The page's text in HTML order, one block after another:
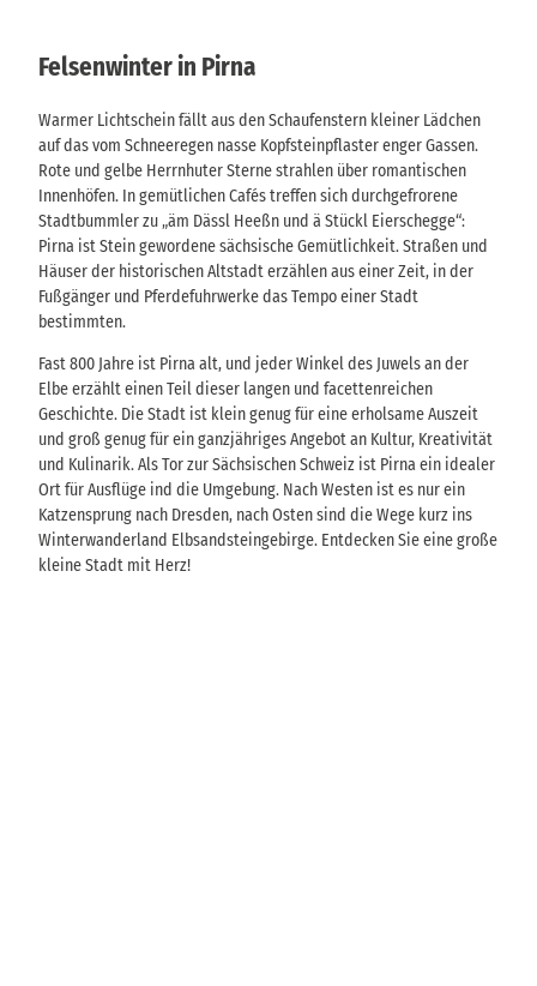
Felsenwinter in Pirna
Warmer Lichtschein fällt aus den Schaufenstern kleiner Lädchen
auf das vom Schneeregen nasse Kopfsteinpflaster enger Gassen.
Rote und gelbe Herrnhuter Sterne strahlen über romantischen
Innenhöfen. In gemütlichen Cafés treffen sich durchgefrorene
Stadtbummler zu „äm Dässl Heeßn und ä Stückl Eierschegge“:
Pirna ist Stein gewordene sächsische Gemütlichkeit. Straßen und
Häuser der historischen Altstadt erzählen aus einer Zeit, in der
Fußgänger und Pferdefuhrwerke das Tempo einer Stadt
bestimmten.
Fast 800 Jahre ist Pirna alt, und jeder Winkel des Juwels an der
Elbe erzählt einen Teil dieser langen und facettenreichen
Geschichte. Die Stadt ist klein genug für eine erholsame Auszeit
und groß genug für ein ganzjähriges Angebot an Kultur, Kreativität
und Kulinarik. Als Tor zur Sächsischen Schweiz ist Pirna ein idealer
Ort für Ausflüge ind die Umgebung. Nach Westen ist es nur ein
Katzensprung nach Dresden, nach Osten sind die Wege kurz ins
Winterwanderland Elbsandsteingebirge. Entdecken Sie eine große
kleine Stadt mit Herz!